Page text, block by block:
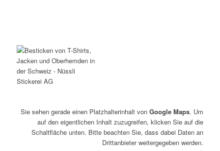
Sie sehen gerade einen Platzhalterinhalt vonGoogle Maps. Um
auf den eigentlichen Inhalt zuzugreifen, klicken Sie auf die
Schaltfläche unten. Bitte beachten Sie, dass dabei Daten an
Drittanbieter weitergegeben werden.